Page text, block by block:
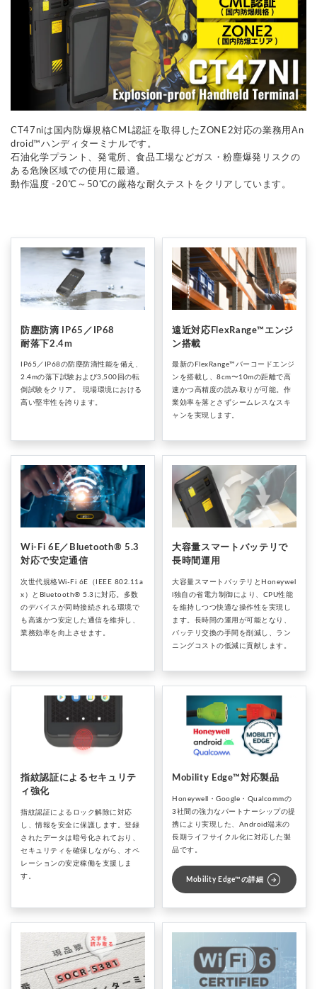
CT47niは国内防爆規格CML認証を取得したZONE2対応の業務用An
droid™ハンディターミナルです。
石油化学プラント、発電所、食品工場などガス・粉塵爆発リスクの
ある危険区域での使用に最適。
動作温度 -20℃～50℃の厳格な耐久テストをクリアしています。
防塵防滴 IP65／IP68
耐落下2.4m
IP65／IP68の防塵防滴性能を備え、
2.4mの落下試験および3,500回の転
倒試験をクリア。 現場環境における
高い堅牢性を誇ります。
遠近対応FlexRange™エンジ
ン搭載
最新のFlexRange™バーコードエンジ
ンを搭載し、8cm〜10mの距離で高
速かつ高精度の読み取りが可能。作
業効率を落とさずシームレスなスキ
ャンを実現します。
Wi-Fi 6E／Bluetooth® 5.3
対応で安定通信
次世代規格Wi-Fi 6E（IEEE 802.11a
x）とBluetooth® 5.3に対応。多数
のデバイスが同時接続される環境で
も高速かつ安定した通信を維持し、
業務効率を向上させます。
大容量スマートバッテリで
長時間運用
大容量スマートバッテリとHoneywel
l独自の省電力制御により、CPU性能
を維持しつつ快適な操作性を実現し
ます。長時間の運用が可能となり、
バッテリ交換の手間を削減し、ラン
ニングコストの低減に貢献します。
指紋認証によるセキュリテ
ィ強化
指紋認証によるロック解除に対応
し、情報を安全に保護します。登録
されたデータは暗号化されており、
セキュリティを確保しながら、オペ
レーションの安定稼働を支援しま
す。
Mobility Edge™対応製品
Honeywell・Google・Qualcommの
3社間の強力なパートナーシップの提
携により実現した、Android端末の
長期ライフサイクル化に対応した製
品です。
Mobility Edge™の詳細 arrow_circle_right